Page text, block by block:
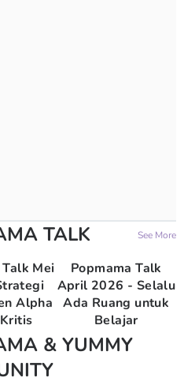
TALK See More
Mei
Alpha
Popmama Talk
April 2026 - Selalu
Ada Ruang untuk
Belajar
& YUMMY